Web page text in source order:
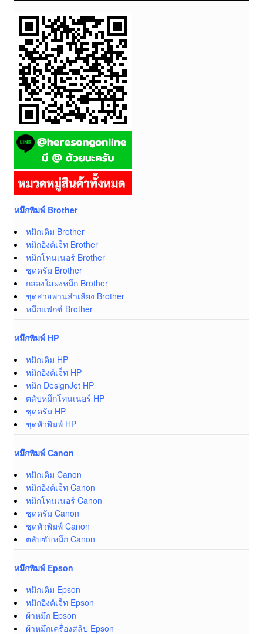
หมึกพิมพ์ Brother
หมึกเติม Brother
หมึกอิงค์เจ็ท Brother
หมึกโทนเนอร์ Brother
ชุดดรัม Brother
กล่องใส่ผงหมึก Brother
ชุดสายพานลำเลียง Brother
หมึกแฟกซ์ Brother
หมึกพิมพ์ HP
หมึกเติม HP
หมึกอิงค์เจ็ท HP
หมึก DesignJet HP
ตลับหมึกโทนเนอร์ HP
ชุดดรัม HP
ชุดหัวพิมพ์ HP
หมึกพิมพ์ Canon
หมึกเติม Canon
หมึกอิงค์เจ็ท Canon
หมึกโทนเนอร์ Canon
ชุดดรัม Canon
ชุดหัวพิมพ์ Canon
ตลับซับหมึก Canon
หมึกพิมพ์ Epson
หมึกเติม Epson
หมึกอิงค์เจ็ท Epson
ผ้าหมึก Epson
ผ้าหมึกเครื่องสลิป Epson